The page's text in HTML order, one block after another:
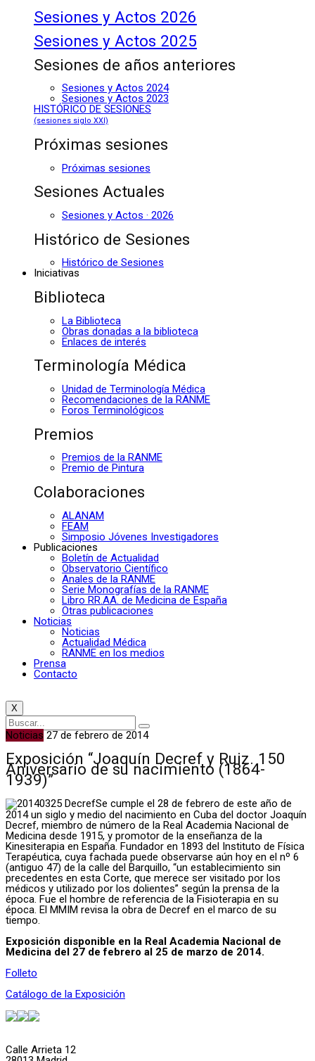
Sesiones y Actos 2026
Sesiones y Actos 2025
Sesiones de años anteriores
Sesiones y Actos 2024
Sesiones y Actos 2023
HISTÓRICO DE SESIONES
(sesiones siglo XXI)
Próximas sesiones
Próximas sesiones
Sesiones Actuales
Sesiones y Actos · 2026
Histórico de Sesiones
Histórico de Sesiones
Iniciativas
Biblioteca
La Biblioteca
Obras donadas a la biblioteca
Enlaces de interés
Terminología Médica
Unidad de Terminología Médica
Recomendaciones de la RANME
Foros Terminológicos
Premios
Premios de la RANME
Premio de Pintura
Colaboraciones
ALANAM
FEAM
Simposio Jóvenes Investigadores
Publicaciones
Boletín de Actualidad
Observatorio Científico
Anales de la RANME
Serie Monografías de la RANME
Libro RR.AA. de Medicina de España
Otras publicaciones
Noticias
Noticias
Actualidad Médica
RANME en los medios
Prensa
Contacto
X
Noticias 27 de febrero de 2014
Exposición “Joaquín Decref y Ruiz. 150
Aniversario de su nacimiento (1864-
1939)”
Se cumple el 28 de febrero de este año de
2014 un siglo y medio del nacimiento en Cuba del doctor Joaquín
Decref, miembro de número de la Real Academia Nacional de
Medicina desde 1915, y promotor de la enseñanza de la
Kinesiterapia en España. Fundador en 1893 del Instituto de Física
Terapéutica, cuya fachada puede observarse aún hoy en el nº 6
(antiguo 47) de la calle del Barquillo, “un establecimiento sin
precedentes en esta Corte, que merece ser visitado por los
médicos y utilizado por los dolientes” según la prensa de la
época. Fue el hombre de referencia de la Fisioterapia en su
época. El MMIM revisa la obra de Decref en el marco de su
tiempo.
Exposición disponible en la Real Academia Nacional de
Medicina del 27 de febrero al 25 de marzo de 2014.
Folleto
Catálogo de la Exposición
Calle Arrieta 12